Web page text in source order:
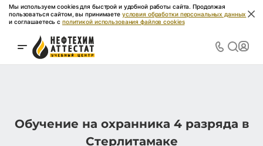
Мы используем cookies для быстрой и удобной работы сайта. Продолжая
пользоваться сайтом, вы принимаете условия обработки персональных данных
и соглашаетесь с политикой использования файлов cookies
Обучение на охранника 4 разряда в
Стерлитамаке